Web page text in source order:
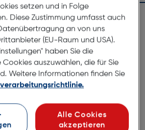
setzen und in Folge
Diese Zustimmung umfasst auch
an von uns
(EU-Raum und USA).
haben Sie die
Cookies auszuwählen, die für Sie
Weitere Informationen finden Sie
Alle Cookies
akzeptieren